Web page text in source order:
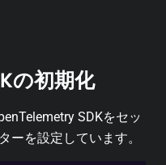
の初期化
SDKをセッ
ーを設定しています。